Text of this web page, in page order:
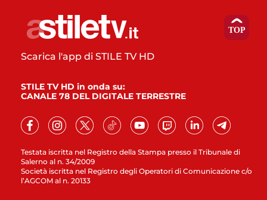
Testata iscritta nel Registro della Stampa presso il Tribunale di
Salerno al n. 34/2009
Società iscritta nel Registro degli Operatori di Comunicazione c/o
l’AGCOM al n. 20133
Scarica l'app di STILE TV HD
STILE TV HD in onda su:
CANALE 78 DEL DIGITALE TERRESTRE